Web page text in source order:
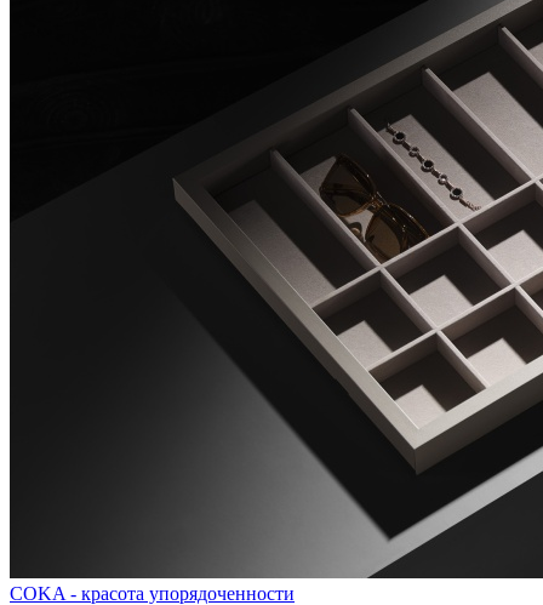
COKA - красота упорядоченности